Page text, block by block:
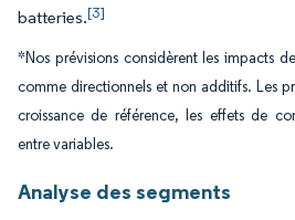
batteries.[3]
*Nos prévisions considèrent les impacts
comme directionnels et non additifs. Les
croissance de référence, les effets de
entre variables.
Analyse des segments